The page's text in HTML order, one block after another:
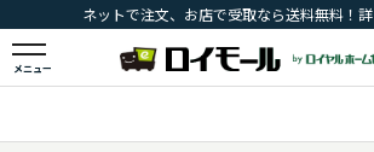
ネットで注文、お店で受取なら送料無料！
メニュー